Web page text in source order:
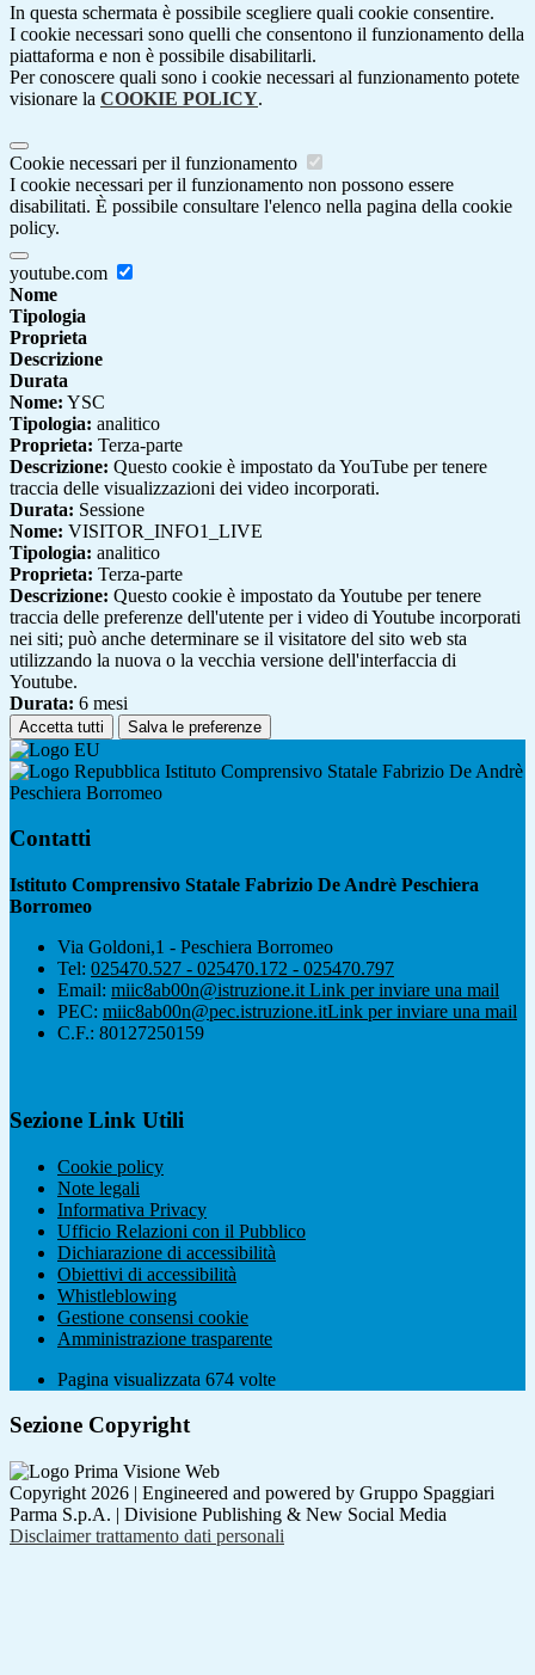
In questa schermata è possibile scegliere quali cookie consentire.
I cookie necessari sono quelli che consentono il funzionamento della
piattaforma e non è possibile disabilitarli.
Per conoscere quali sono i cookie necessari al funzionamento potete
visionare la COOKIE POLICY.
Cookie necessari per il funzionamento
I cookie necessari per il funzionamento non possono essere
disabilitati. È possibile consultare l'elenco nella pagina della cookie
policy.
youtube.com
Nome
Tipologia
Proprieta
Descrizione
Durata
Nome: YSC
Tipologia: analitico
Proprieta: Terza-parte
Descrizione: Questo cookie è impostato da YouTube per tenere
traccia delle visualizzazioni dei video incorporati.
Durata: Sessione
Nome: VISITOR_INFO1_LIVE
Tipologia: analitico
Proprieta: Terza-parte
Descrizione: Questo cookie è impostato da Youtube per tenere
traccia delle preferenze dell'utente per i video di Youtube incorporati
nei siti; può anche determinare se il visitatore del sito web sta
utilizzando la nuova o la vecchia versione dell'interfaccia di
Youtube.
Durata: 6 mesi
Accetta tutti Salva le preferenze
Istituto Comprensivo Statale Fabrizio De Andrè
Peschiera Borromeo
Contatti
Istituto Comprensivo Statale Fabrizio De Andrè Peschiera
Borromeo
Via Goldoni,1 - Peschiera Borromeo
Tel: 025470.527 - 025470.172 - 025470.797
Email: miic8ab00n@istruzione.it Link per inviare una mail
PEC: miic8ab00n@pec.istruzione.itLink per inviare una mail
C.F.: 80127250159
Sezione Link Utili
Cookie policy
Note legali
Informativa Privacy
Ufficio Relazioni con il Pubblico
Dichiarazione di accessibilità
Obiettivi di accessibilità
Whistleblowing
Gestione consensi cookie
Amministrazione trasparente
Pagina visualizzata 674 volte
Sezione Copyright
Copyright 2026 | Engineered and powered by Gruppo Spaggiari
Parma S.p.A. | Divisione Publishing & New Social Media
Disclaimer trattamento dati personali